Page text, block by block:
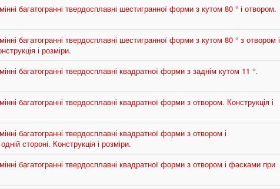
багатогранні твердосплавні шестигранної форми з кутом 80 ° і отвором.
багатогранні твердосплавні шестигранної форми з кутом 80 ° з отвором і
і розміри.
багатогранні твердосплавні квадратної форми з заднім кутом 11 °.
багатогранні твердосплавні квадратної форми з отвором. Конструкція і
багатогранні твердосплавні квадратної форми з отвором і
стороні. Конструкція і розміри.
багатогранні твердосплавні квадратної форми з отвором і фасками при